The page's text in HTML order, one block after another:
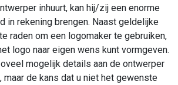
inhuurt, kan hij/zij een enorme
in rekening brengen. Naast geldelijke
raden om een logomaker te gebruiken,
logo naar eigen wens kunt vormgeven.
mogelijk details aan de ontwerper
maar de kans dat u niet het gewenste